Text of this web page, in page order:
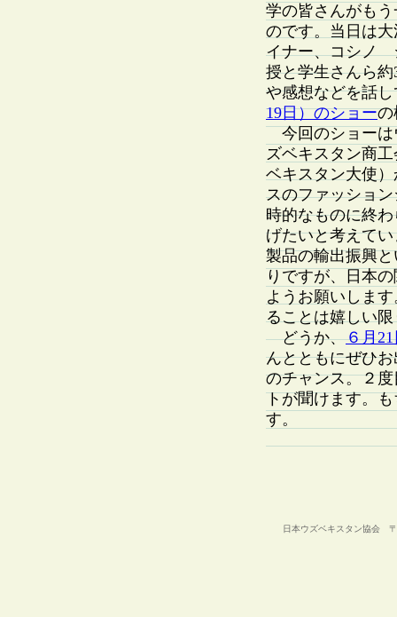
学の皆さんがも
のです。当日は
イナー、コシノ
授と学生さんら
や感想などを話
19日）のショーの
今回のショーは
ズベキスタン商
ベキスタン大使
スのファッショ
時的なものに終
げたいと考えて
製品の輸出振興
りですが、日本
ようお願いしま
ることは嬉しい
どうか、６月
んとともにぜひ
のチャンス。２
トが聞けます。
す。
日本ウズベキスタン協会